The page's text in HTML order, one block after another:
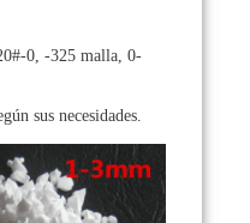
0, -325 malla, 0-
sus necesidades.